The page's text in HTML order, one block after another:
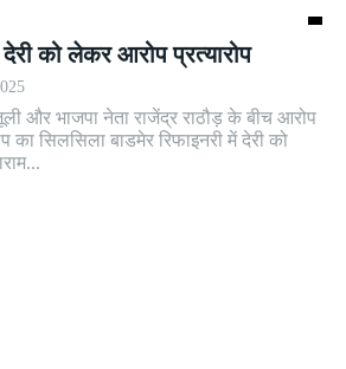
देरी को लेकर आरोप प्रत्यारोप
और भाजपा नेता राजेंद्र राठौड़ के बीच आरोप
का सिलसिला बाडमेर रिफाइनरी में देरी को